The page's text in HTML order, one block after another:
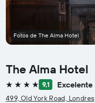
The Alma Hotel
4 estrellas 9,1 Excelente
499, Old York Road, Londres
Fotos de The Alma Hotel